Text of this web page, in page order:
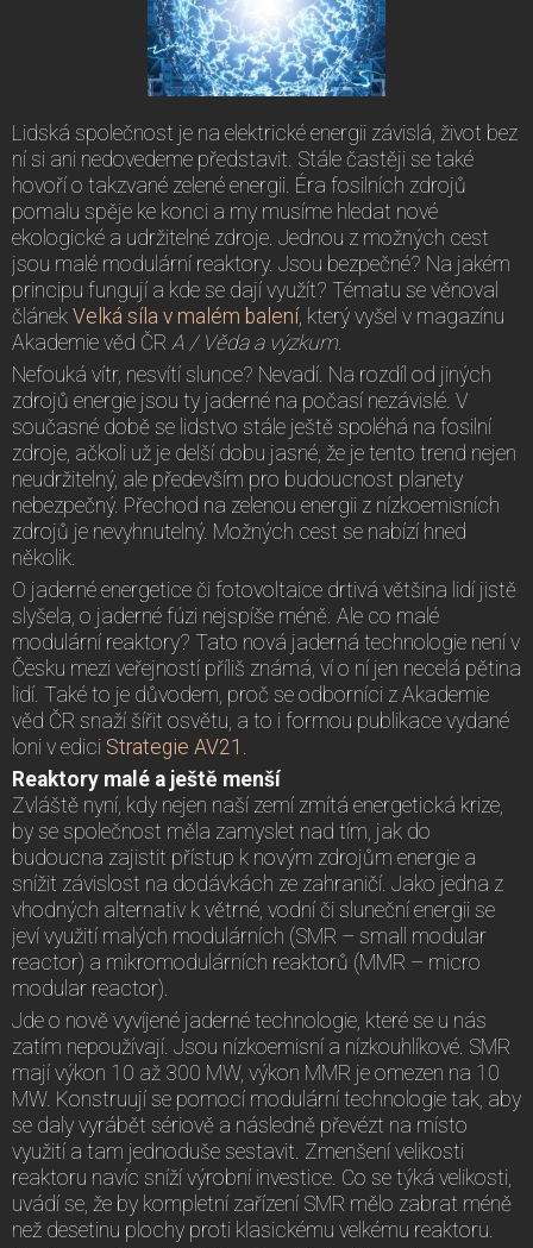
Lidská společnost je na elektrické energii závislá, život bez
ní si ani nedovedeme představit. Stále častěji se také
hovoří o takzvané zelené energii. Éra fosilních zdrojů
pomalu spěje ke konci a my musíme hledat nové
ekologické a udržitelné zdroje. Jednou z možných cest
jsou malé modulární reaktory. Jsou bezpečné? Na jakém
principu fungují a kde se dají využít? Tématu se věnoval
článek Velká síla v malém balení, který vyšel v magazínu
Akademie věd ČR A / Věda a výzkum
Nefouká vítr, nesvítí slunce? Nevadí. Na rozdíl od jiných
zdrojů energie jsou ty jaderné na počasí nezávislé. V
současné době se lidstvo stále ještě spoléhá na fosilní
zdroje, ačkoli už je delší dobu jasné, že je tento trend nejen
neudržitelný, ale především pro budoucnost planety
nebezpečný. Přechod na zelenou energii z nízkoemisních
zdrojů je nevyhnutelný. Možných cest se nabízí hned
několik.
O jaderné energetice či fotovoltaice drtivá většina lidí jistě
slyšela, o jaderné fúzi nejspíše méně. Ale co malé
modulární reaktory? Tato nová jaderná technologie není v
Česku mezi veřejností příliš známá, ví o ní jen necelá pětina
lidí. Také to je důvodem, proč se odborníci z Akademie
věd ČR snaží šířit osvětu, a to i formou publikace vydané
loni v edici Strategie AV21
Reaktory malé a ještě menší
Zvláště nyní, kdy nejen naší zemí zmítá energetická krize,
by se společnost měla zamyslet nad tím, jak do
budoucna zajistit přístup k novým zdrojům energie a
snížit závislost na dodávkách ze zahraničí. Jako jedna z
vhodných alternativ k větrné, vodní či sluneční energii se
jeví využití malých modulárních (SMR – small modular
reactor) a mikromodulárních reaktorů (MMR – micro
modular reactor).
Jde o nově vyvíjené jaderné technologie, které se u nás
zatím nepoužívají. Jsou nízkoemisní a nízkouhlíkové. SMR
mají výkon 10 až 300 MW, výkon MMR je omezen na 10
MW. Konstruují se pomocí modulární technologie tak, aby
se daly vyrábět sériově a následně převézt na místo
využití a tam jednoduše sestavit. Zmenšení velikosti
reaktoru navíc sníží výrobní investice. Co se týká velikosti,
uvádí se, že by kompletní zařízení SMR mělo zabrat méně
než desetinu plochy proti klasickému velkému reaktoru.